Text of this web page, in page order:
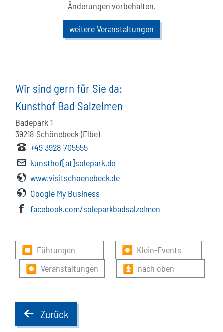
Änderungen vorbehalten.
weitere Veranstaltungen
Wir sind gern für Sie da:
Kunsthof Bad Salzelmen
Badepark 1
39218 Schönebeck (Elbe)
+49 3928 705555
kunsthof[at]solepark.de
www.visitschoenebeck.de
Google My Business
facebook.com/soleparkbadsalzelmen
⏹ Führungen
⏺ Klein-Events
⏺ Veranstaltungen
⏫ nach oben
backZurück